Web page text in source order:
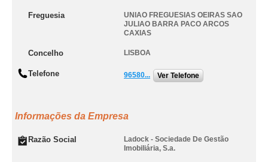
Freguesia
UNIAO FREGUESIAS OEIRAS SAO
JULIAO BARRA PACO ARCOS
CAXIAS
Concelho LISBOA
Telefone 96580... Ver Telefone
Informações da Empresa
Razão Social
Ladock - Sociedade De Gestão
Imobiliária, S.a.